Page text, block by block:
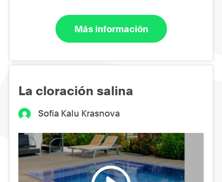
Más información
La cloración salina
Sofia Kalu Krasnova